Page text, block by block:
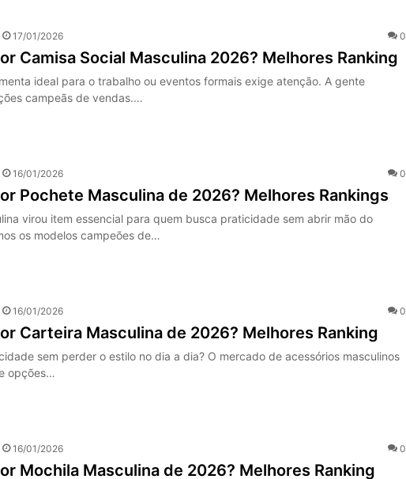
17/01/2026 0
Camisa Social Masculina 2026? Melhores Ranking
ideal para o trabalho ou eventos formais exige atenção. A gente
campeãs de vendas.…
16/01/2026 0
Pochete Masculina de 2026? Melhores Rankings
virou item essencial para quem busca praticidade sem abrir mão do
os modelos campeões de…
16/01/2026 0
Carteira Masculina de 2026? Melhores Ranking
sem perder o estilo no dia a dia? O mercado de acessórios masculinos
opções…
16/01/2026 0
Mochila Masculina de 2026? Melhores Ranking